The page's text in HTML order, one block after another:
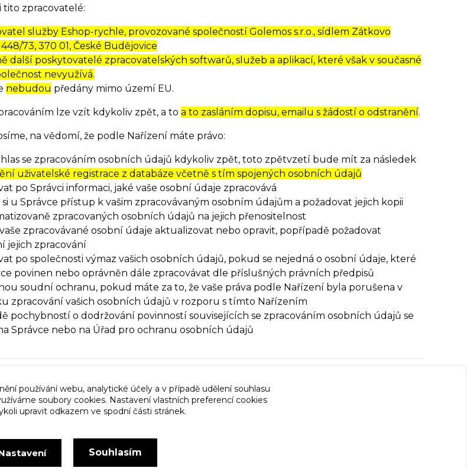
tito zpracovatelé:
služby Eshop-rychle, provozované společností Golemos s.r.o., sídlem Zátkovo
73, 370 01, České Budějovice
další poskytovatelé zpracovatelských softwarů, služeb a aplikací, které však v současné
nevyužívá.
nebudou předány mimo území EU.
lze vzít kdykoliv zpět, a to a to zasláním dopisu, emailu s žádostí o odstranění.
na vědomí, že podle Nařízení máte právo:
se zpracováním osobních údajů kdykoliv zpět, toto zpětvzetí bude mít za následek
uživatelské registrace z databáze včetně s tím spojených osobních údajů
po Správci informaci, jaké vaše osobní údaje zpracovává
u Správce přístup k vašim zpracovávaným osobním údajům a požadovat jejich kopii
zpracovaných osobních údajů na jejich přenositelnost
zpracovávané osobní údaje aktualizovat nebo opravit, popřípadě požadovat
jejich zpracování
po společnosti výmaz vašich osobních údajů, pokud se nejedná o osobní údaje, které
povinen nebo oprávněn dále zpracovávat dle příslušných právních předpisů
soudní ochranu, pokud máte za to, že vaše práva podle Nařízení byla porušena v
zpracování vašich osobních údajů v rozporu s tímto Nařízením
pochybností o dodržování povinností souvisejících se zpracováním osobních údajů se
Správce nebo na Úřad pro ochranu osobních údajů
používání webu, analytické účely a v případě udělení souhlasu
soubory cookies. Nastavení vlastních preferencí cookies
upravit odkazem ve spodní části stránek.
Souhlasím